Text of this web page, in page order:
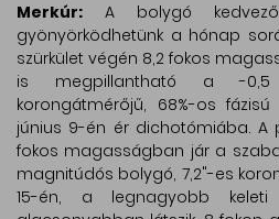
Merkúr: A bolygó
gyönyörködhetünk a hónap
szürkület végén 8,2 fokos
is megpillantható a -0,5
korongátmérőjű, 68%-os
június 9-én ér dichotómiába. A
fokos magasságban jár a
magnitúdós bolygó, 7,2"-es
15-én, a legnagyobb keleti